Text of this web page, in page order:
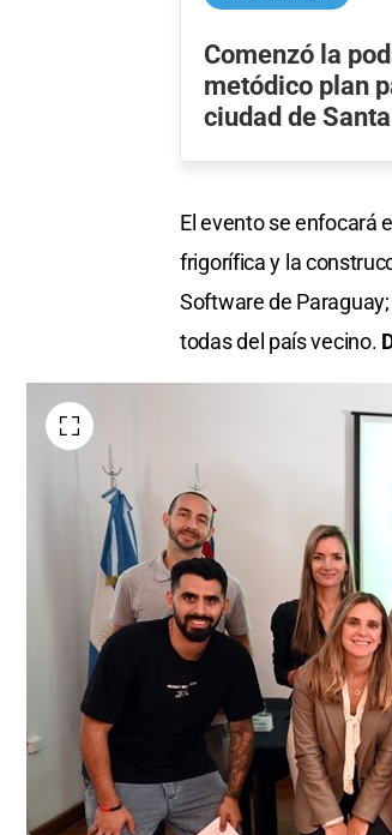
Comenzó la
metódico plan
ciudad de
El evento se enfocará
frigorífica y la
Software de
todas del país vecino.